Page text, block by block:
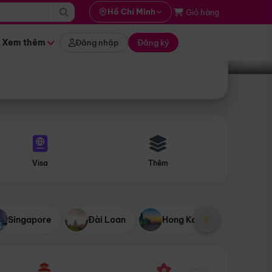
Hồ Chí Minh Giỏ hàng
Xem thêm Đăng nhập Đăng ký
Tìm tour
Visa Thêm
Singapore Đài Loan Hong Kong